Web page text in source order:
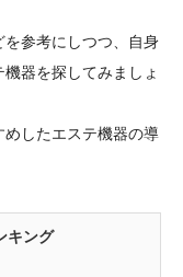
参考にしつつ、自身
器を探してみましょ
したエステ機器の導
キング